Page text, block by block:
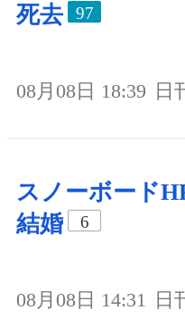
死去
97
08月08日 18:39 日
スノーボード
結婚
6
08月08日 14:31 日